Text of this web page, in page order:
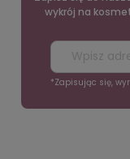
wykrój na
*Zapisując się,